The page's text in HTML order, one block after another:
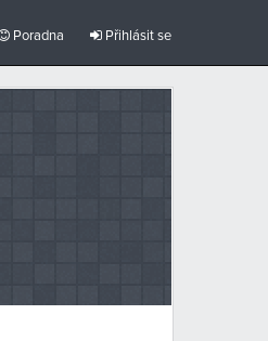
Poradna Přihlásit se